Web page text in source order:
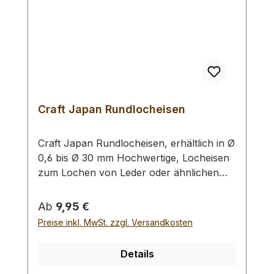
Craft Japan Rundlocheisen
Craft Japan Rundlocheisen, erhältlich in Ø
0,6 bis Ø 30 mm Hochwertige, Locheisen
zum Lochen von Leder oder ähnlichen
durch Ihre hohe Schärfe und einem sehr
geringen Wanddurchmesser der
Lochpfeife aus. Bitte benutzen Sie eine
Hammer zum Schlagen (keinen
Regulärer Preis:
Ab 9,95 €
Preise inkl. MwSt. zzgl. Versandkosten
Details